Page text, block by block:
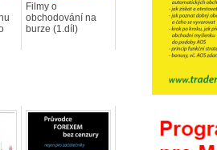
Filmy o
obchodování na
burze (1.díl)